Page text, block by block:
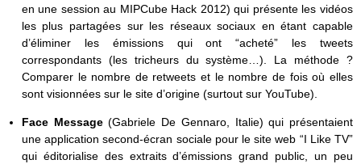
en une session au MIPCube Hack 2012) qui présente les vidéos
les plus partagées sur les réseaux sociaux en étant capable
d’éliminer les émissions qui ont “acheté” les tweets
correspondants (les tricheurs du système…). La méthode ?
Comparer le nombre de retweets et le nombre de fois où elles
sont visionnées sur le site d’origine (surtout sur YouTube).
Face Message(Gabriele De Gennaro, Italie) qui présentaient
une application second-écran sociale pour le site web “I Like TV”
qui éditorialise des extraits d’émissions grand public, un peu